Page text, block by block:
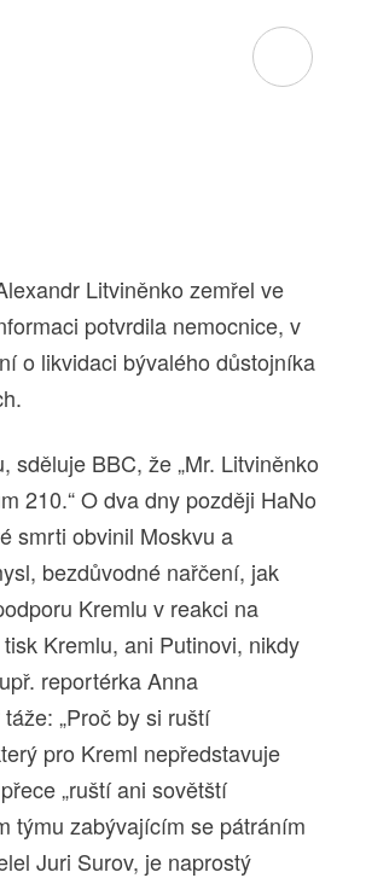
Litviněnko zemřel ve
potvrdila nemocnice, v
o likvidaci bývalého důstojníka
sděluje BBC, že „Mr. Litviněnko
210.“ O dva dny později HaNo
smrti obvinil Moskvu a
bezdůvodné nařčení, jak
Kremlu v reakci na
Kremlu, ani Putinovi, nikdy
reportérka Anna
„Proč by si ruští
pro Kreml nepředstavuje
„ruští ani sovětští
týmu zabývajícím se pátráním
Juri Surov, je naprostý